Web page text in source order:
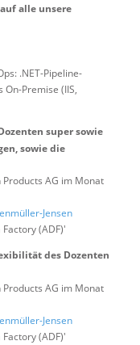
alle unsere
.NET-Pipeline-
Premise (IIS,
super sowie
sowie die
AG im Monat
Jensen
(ADF)'
des Dozenten
AG im Monat
Jensen
(ADF)'